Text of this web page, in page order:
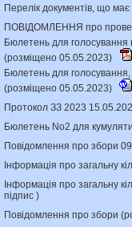
Перелік документів, що
ПОВІДОМЛЕННЯ про
Бюлетень для голосування
(розміщено 05.05.2023)
Бюлетень для
(розміщено 05.05.2023)
Протокол ЗЗ 2023
Бюлетень No2 для
Повідомлення про збори
Інформація про загальну
Інформація про загальну
підпис )
Повідомлення про збори